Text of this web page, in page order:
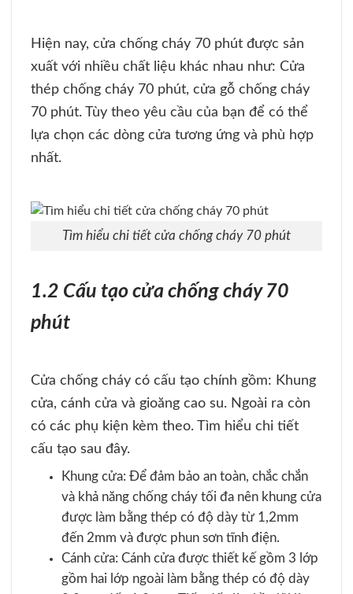
Hiện nay, cửa chống cháy 70 phút được sản
xuất với nhiều chất liệu khác nhau như: Cửa
thép chống cháy 70 phút, cửa gỗ chống cháy
70 phút. Tùy theo yêu cầu của bạn để có thể
lựa chọn các dòng cửa tương ứng và phù hợp
nhất.
Tìm hiểu chi tiết cửa chống cháy 70 phút
1.2 Cấu tạo cửa chống cháy 70
phút
Cửa chống cháy có cấu tạo chính gồm: Khung
cửa, cánh cửa và gioăng cao su. Ngoài ra còn
có các phụ kiện kèm theo. Tìm hiểu chi tiết
cấu tạo sau đây.
Khung cửa: Để đảm bảo an toàn, chắc chắn
và khả năng chống cháy tối đa nên khung cửa
được làm bằng thép có độ dày từ 1,2mm
đến 2mm và được phun sơn tĩnh điện.
Cánh cửa: Cánh cửa được thiết kế gồm 3 lớp
gồm hai lớp ngoài làm bằng thép có độ dày